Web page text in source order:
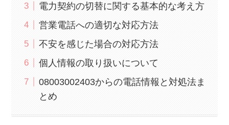
電力契約の切替に関する基本的な考え方
営業電話への適切な対応方法
不安を感じた場合の対応方法
個人情報の取り扱いについて
08003002403からの電話情報と対処法ま
とめ